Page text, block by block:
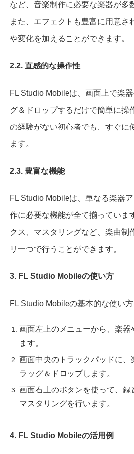
など、音楽制作に必要な楽器が多
また、エフェクトも豊富に用意さ
や変化を加えることができます。
2.2. 直感的な操作性
FL Studio Mobileは、画面上で楽
グ＆ドロップするだけで簡単に操
の経験がない初心者でも、すぐに
ます。
2.3. 豊富な機能
FL Studio Mobileは、単なる楽器
作に必要な機能が全て揃っていま
クス、マスタリングなど、楽曲制
リ一つで行うことができます。
3. FL Studio Mobileの使い方
FL Studio Mobileの基本的な使い方
画面左上のメニューから、楽器
ます。
画面中央のトラックパッドに、
ラッグ＆ドロップします。
画面右上のボタンを使って、録
マスタリングを行います。
4. FL Studio Mobileの活用例